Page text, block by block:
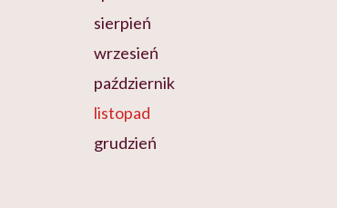
sierpień
wrzesień
październik
listopad
grudzień